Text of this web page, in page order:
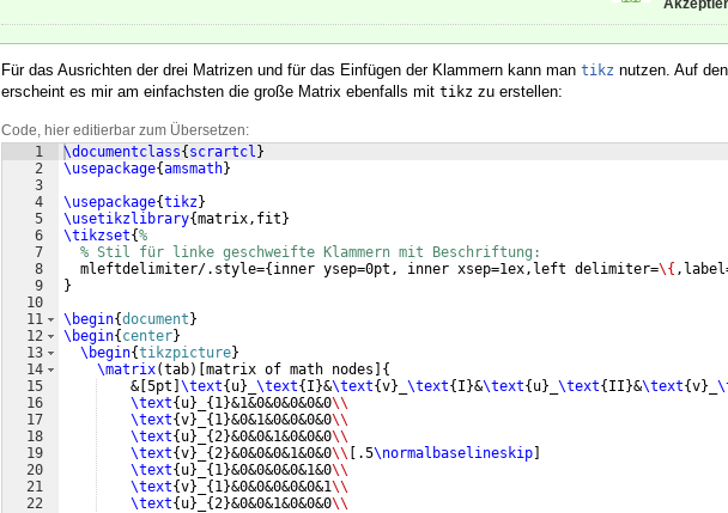
Für das Ausrichten der drei Matrizen und für das Einfügen der Klammern kann man tikz nutzen. Auf
erscheint es mir am einfachsten die große Matrix ebenfalls mit tikz zu erstellen:
Code, hier editierbar zum Übersetzen:
1
2
3
4
5
6
7
8
9
10
11
12
13
14
15
16
17
18
19
20
21
22
\documentclass{ scrartcl }
\usepackage{amsmath}
\usepackage{tikz}
\usetikzlibrary{matrix,fit }
\tikzset{%
% Stil für linke geschweifte Klammern mit Beschriftung:
  mleftdelimiter/.style=
{ inner ysep=0pt, inner xsep=1ex,left delimiter=\{
}
\begin{document }
\begin{ center}
\begin{tikzpicture}
\matrix(tab) matrix of math nodes
{
    &
5pt \text{ u} \text{ I }&\text{v} \text{ I }&\text{ u} \text{ II }&\text{v}
\text{ u} { 1}&1&0&0&0&0&0\\
\text{v} { 1}&0&1&0&0&0&0\\
\text{ u} {2}&0&0&1&0&0&0\\
\text{v} {2}&0&0&0&1&0&0\\ .5\normalbaselineskip
\text{ u} { 1}&0&0&0&0&1&0\\
\text{v} { 1}&0&0&0&0&0&1\\
\text{ u} {2}&0&0&1&0&0&0\\